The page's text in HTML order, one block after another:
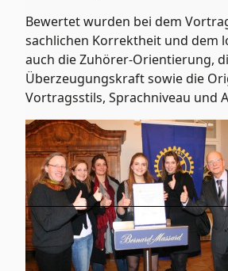
Bewertet wurden bei dem
sachlichen Korrektheit und dem
auch die Zuhörer-Orientierung,
Überzeugungskraft sowie die
Vortragsstils, Sprachniveau und